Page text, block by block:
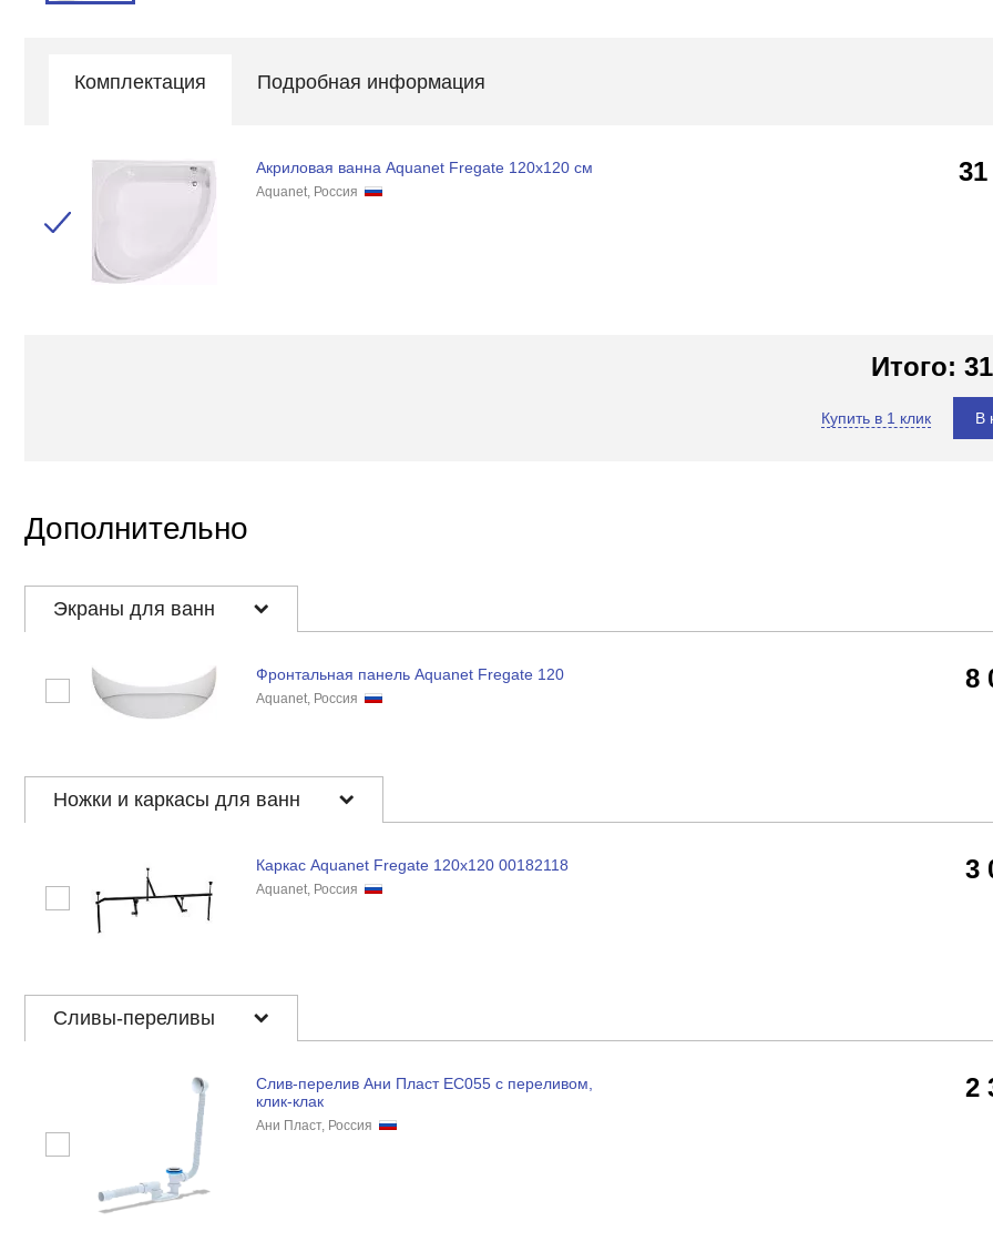
Комплектация Подробная информация
Акриловая ванна Aquanet Fregate 120x120 см
Aquanet, Россия
Итого:
Купить в 1 клик В
Дополнительно
Экраны для ванн
Фронтальная панель Aquanet Fregate 120
Aquanet, Россия
8
Ножки и каркасы для ванн
Каркас Aquanet Fregate 120x120 00182118
Aquanet, Россия
3
Сливы-переливы
Слив-перелив Ани Пласт EC055 с переливом,
клик-клак
Ани Пласт, Россия
2